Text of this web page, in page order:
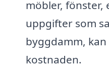
möbler, fönster,
uppgifter som
byggdamm,
kostnaden.